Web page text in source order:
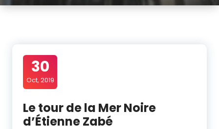
30
Oct, 2019
Le tour de la Mer Noire
d’Étienne Zabé